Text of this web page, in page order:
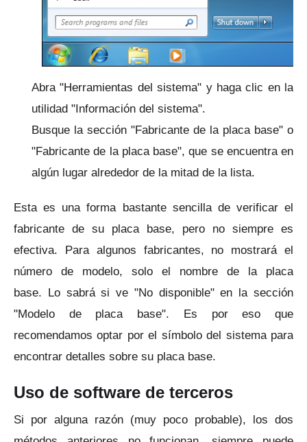
Abra "Herramientas del sistema" y haga clic en la
utilidad "Información del sistema".
Busque la sección "Fabricante de la placa base" o
"Fabricante de la placa base", que se encuentra en
algún lugar alrededor de la mitad de la lista.
Esta es una forma bastante sencilla de verificar el
fabricante de su placa base, pero no siempre es
efectiva.
Para algunos fabricantes, no mostrará el
número de modelo, solo el nombre de la placa
base.
Lo sabrá si ve "No disponible" en la sección
"Modelo de placa base".
Es por eso que
recomendamos optar por el símbolo del sistema para
encontrar detalles sobre su placa base.
Uso de software de terceros
Si por alguna razón (muy poco probable), los dos